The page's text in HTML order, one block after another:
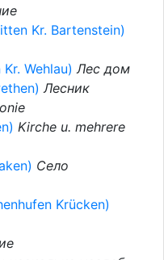
Kr. Bartenstein)
Wehlau)Лес дом
Лесник
Kirche u. mehrere
Село
Krücken)